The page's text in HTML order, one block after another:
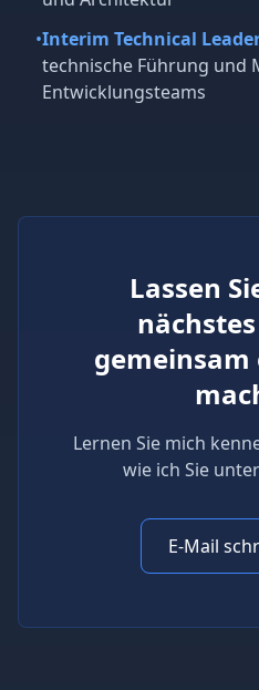
•Interim Technical
technische Führung und
Entwicklungsteams
Lassen
Lernen Sie mich
wie ich Sie
E-Mail